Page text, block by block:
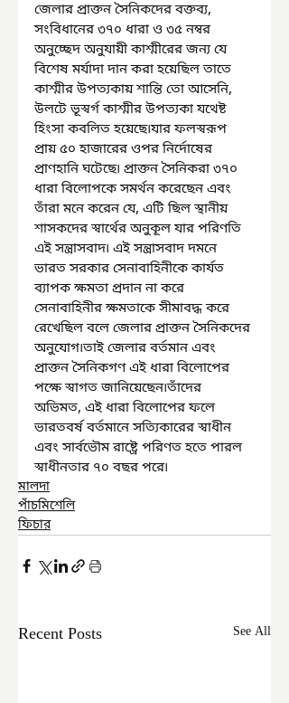
জেলার প্রাক্তন সৈনিকদের বক্তব্য,
সংবিধানের ৩৭০ ধারা ও ৩৫ নম্বর
অনুচ্ছেদ অনুযায়ী কাশ্মীরের জন্য যে
বিশেষ মর্যাদা দান করা হয়েছিল তাতে
কাশ্মীর উপত্যকায় শান্তি তো আসেনি,
উলটে ভূস্বর্গ কাশ্মীর উপত্যকা যথেষ্ট
হিংসা কবলিত হয়েছে৷যার ফলস্বরূপ
প্রায় ৫০ হাজারের ওপর নির্দোষের
প্রাণহানি ঘটেছে৷ প্রাক্তন সৈনিকরা ৩৭০
ধারা বিলোপকে সমর্থন করেছেন এবং
তাঁরা মনে করেন যে, এটি ছিল স্থানীয়
শাসকদের স্বার্থের অনুকূল যার পরিণতি
এই সন্ত্রাসবাদ৷ এই সন্ত্রাসবাদ দমনে
ভারত সরকার সেনাবাহিনীকে কার্যত
ব্যাপক ক্ষমতা প্রদান না করে
সেনাবাহিনীর ক্ষমতাকে সীমাবদ্ধ করে
রেখেছিল বলে জেলার প্রাক্তন সৈনিকদের
অনুযোগ৷তাই জেলার বর্তমান এবং
প্রাক্তন সৈনিকগণ এই ধারা বিলোপের
পক্ষে স্বাগত জানিয়েছেন৷তাঁদের
অভিমত, এই ধারা বিলোপের ফলে
ভারতবর্ষ বর্তমানে সত্যিকারের স্বাধীন
এবং সার্বভৌম রাষ্ট্রে পরিণত হতে পারল
স্বাধীনতার ৭০ বছর পরে৷
মালদা
পাঁচমিশেলি
ফিচার
Recent Posts See All